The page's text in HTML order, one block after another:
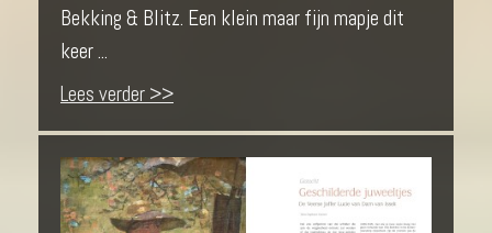
Bekking & Blitz. Een klein maar fijn mapje dit
keer ...
Lees verder >>